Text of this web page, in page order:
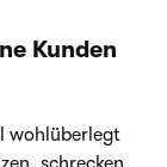
Kunden
wohlüberlegt